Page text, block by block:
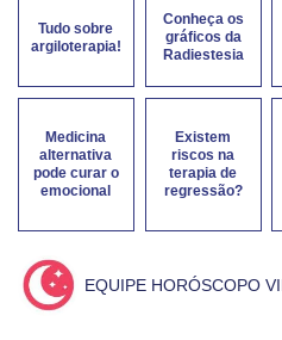
Tudo sobre
argiloterapia!
Conheça os
gráficos da
Radiestesia
Medicina
alternativa
pode curar o
emocional
Existem
riscos na
terapia de
regressão?
EQUIPE HORÓSCOPO